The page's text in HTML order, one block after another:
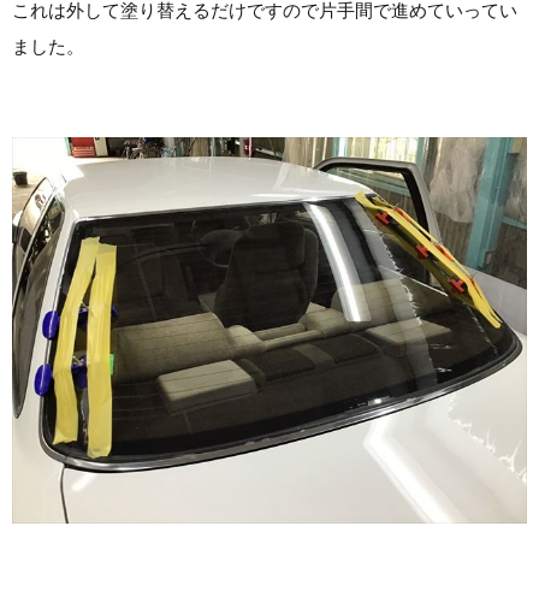
これは外して塗り替えるだけですので片手間で進めていってい
ました。